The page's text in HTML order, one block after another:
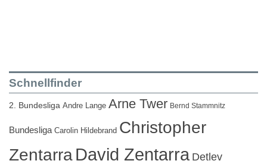
Schnellfinder
2. Bundesliga Andre Lange Arne Twer Bernd Stammnitz
Bundesliga Carolin Hildebrand Christopher
ZentarraDavid Zentarra Detlev